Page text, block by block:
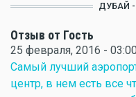
ДУБАЙ
Отзыв от Гость
25 февраля, 2016 - 03:00
Самый лучший
центр, в нем есть все